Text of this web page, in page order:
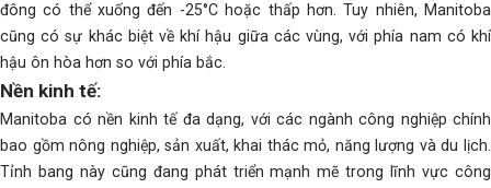
đông có thể xuống đến -25°C hoặc thấp hơn. Tuy nhiên, Manitoba
cũng có sự khác biệt về khí hậu giữa các vùng, với phía nam có khí
hậu ôn hòa hơn so với phía bắc.
Nền kinh tế:
Manitoba có nền kinh tế đa dạng, với các ngành công nghiệp chính
bao gồm nông nghiệp, sản xuất, khai thác mỏ, năng lượng và du lịch.
Tỉnh bang này cũng đang phát triển mạnh mẽ trong lĩnh vực công